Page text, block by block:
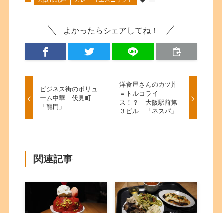
よかったらシェアしてね！
ビジネス街のボリュ
ーム中華 伏見町
「龍門」
洋食屋さんのカツ丼
＝トルコライ
ス！？ 大阪駅前第
３ビル 「ネスパ」
関連記事